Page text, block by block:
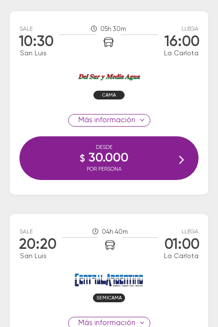
SALE
10:30
San Luis
05h 30m LLEGA
16:00
La Carlota
CAMA
información
DESDE
$ 30.000
POR PERSONA
SALE
20:20
San Luis
04h 40m LLEGA
01:00
La Carlota
SEMICAMA
información